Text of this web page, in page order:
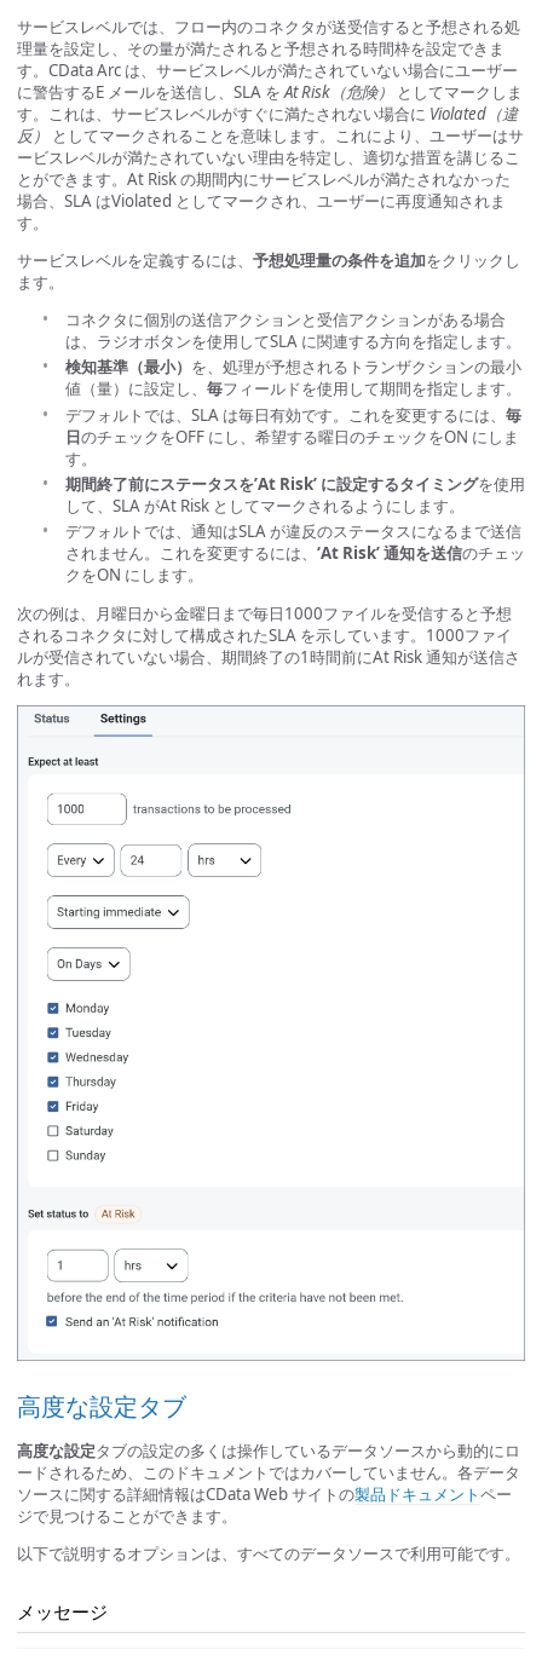
サービスレベルでは、フロー内のコネクタが送受信すると予想される処
理量を設定し、その量が満たされると予想される時間枠を設定できま
す。CData Arc は、サービスレベルが満たされていない場合にユーザー
に警告するE メールを送信し、SLA を At Risk（危険）
としてマークしま
す。これは、サービスレベルがすぐに満たされない場合に Violated（違
反）
としてマークされることを意味します。これにより、ユーザーはサ
ービスレベルが満たされていない理由を特定し、適切な措置を講じるこ
とができます。At Risk の期間内にサービスレベルが満たされなかった
場合、SLA はViolated としてマークされ、ユーザーに再度通知されま
す。
サービスレベルを定義するには、 予想処理量の条件を追加をクリックし
ます。
コネクタに個別の送信アクションと受信アクションがある場合
は、ラジオボタンを使用してSLA に関連する方向を指定します。
検知基準（最小） を、処理が予想されるトランザクションの最小
値（量）に設定し、 毎フィールドを使用して期間を指定します。
デフォルトでは、SLA は毎日有効です。これを変更するには、 毎
日のチェックをOFF にし、希望する曜日のチェックをON にしま
す。
期間終了前にステータスを’At Risk’ に設定するタイミングを使用
して、SLA がAt Risk としてマークされるようにします。
デフォルトでは、通知はSLA が違反のステータスになるまで送信
されません。これを変更するには、 ‘At Risk’ 通知を送信のチェッ
クをON にします。
次の例は、月曜日から金曜日まで毎日1000ファイルを受信すると予想
されるコネクタに対して構成されたSLA を示しています。1000ファイ
ルが受信されていない場合、期間終了の1時間前にAt Risk 通知が送信さ
れます。
高度な設定タブ
高度な設定タブの設定の多くは操作しているデータソースから動的にロ
ードされるため、このドキュメントではカバーしていません。各データ
ソースに関する詳細情報はCData Web サイトの製品ドキュメントペー
ジで見つけることができます。
以下で説明するオプションは、すべてのデータソースで利用可能です。
メッセージ